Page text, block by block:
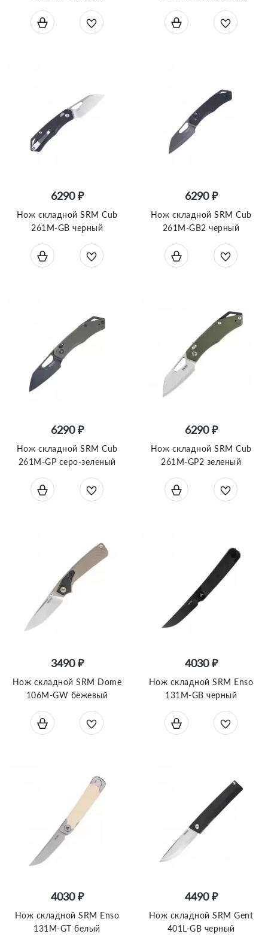
6290 ₽
Нож складной SRM Cub
261M-GB черный
6290 ₽
Нож складной SRM Cub
261M-GB2 черный
6290 ₽
Нож складной SRM Cub
261M-GP серо-зеленый
6290 ₽
Нож складной SRM Cub
261M-GP2 зеленый
3490 ₽
Нож складной SRM Dome
106M-GW бежевый
4030 ₽
Нож складной SRM Enso
131M-GB черный
4030 ₽
Нож складной SRM Enso
131M-GT белый
4490 ₽
Нож складной SRM Gent
401L-GB черный